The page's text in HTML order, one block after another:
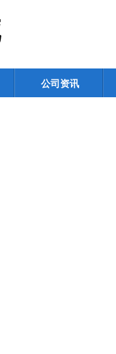
公司资讯